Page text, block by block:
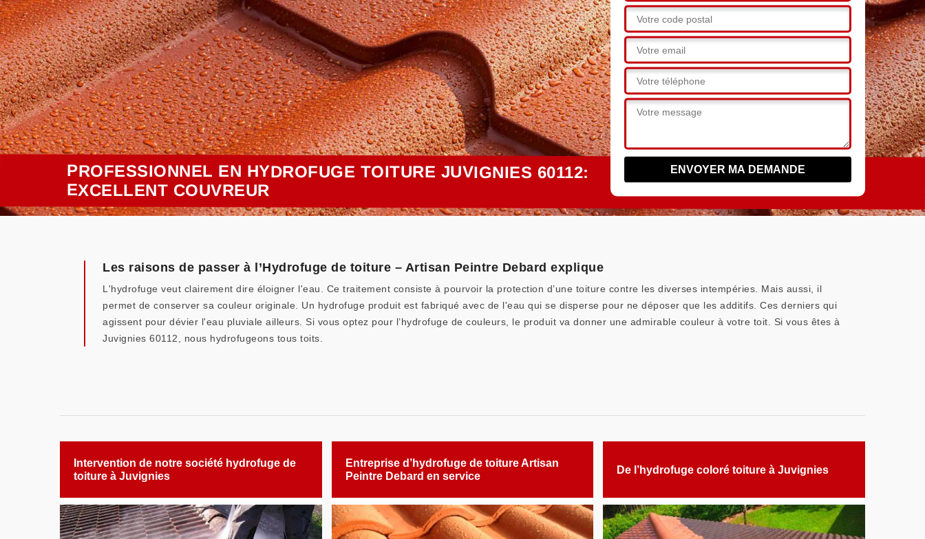
PROFESSIONNEL EN HYDROFUGE TOITURE JUVIGNIES 60112:
EXCELLENT COUVREUR
Les raisons de passer à l’Hydrofuge de toiture – Artisan Peintre Debard explique
L'hydrofuge veut clairement dire éloigner l'eau. Ce traitement consiste à pourvoir la protection d’une toiture contre les diverses intempéries. Mais aussi, il
permet de conserver sa couleur originale. Un hydrofuge produit est fabriqué avec de l'eau qui se disperse pour ne déposer que les additifs. Ces derniers qui
agissent pour dévier l'eau pluviale ailleurs. Si vous optez pour l’hydrofuge de couleurs, le produit va donner une admirable couleur à votre toit. Si vous êtes à
Juvignies 60112, nous hydrofugeons tous toits.
Intervention de notre société hydrofuge de
toiture à Juvignies
Entreprise d’hydrofuge de toiture Artisan
Peintre Debard en service
De l’hydrofuge coloré toiture à Juvignies